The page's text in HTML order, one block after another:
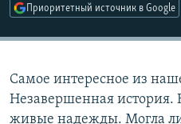
Приоритетный источник в Google
Самое интересное из
Незавершенная
живые надежды. Могла